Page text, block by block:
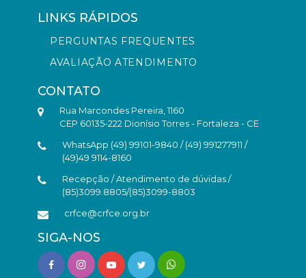
LINKS RÁPIDOS
PERGUNTAS FREQUENTES
AVALIAÇÃO ATENDIMENTO
CONTATO
Rua Marcondes Pereira, 1160
CEP 60135-222 Dionísio Torres - Fortaleza - CE
WhatsApp (49) 99101-9840 / (49) 991277911 /
(49)49 9114-8160
Recepção / Atendimento de dúvidas /
(85)3099.8805/(85)3099-8803
crfce@crfce.org.br
SIGA-NOS